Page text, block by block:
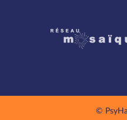
Partenaires
©